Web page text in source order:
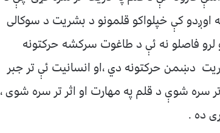
اوږدو کې خپلواکو قلمونو د بشریت د سوکالی
لرو فاصلو نه ئې د طاغوت سرکشه حرکتونه
دښمن حرکتونه دي ،او انسانیت ئې تر جبر
سره شوې د قلم په مهارت او اثر تر سره شوی ،
ده .